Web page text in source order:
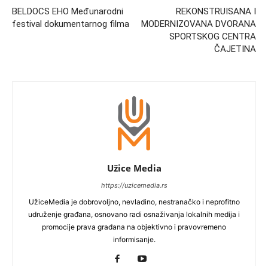
BELDOCS EHO Međunarodni
festival dokumentarnog filma
REKONSTRUISANA I
MODERNIZOVANA DVORANA
SPORTSKOG CENTRA
ČAJETINA
Užice Media
https://uzicemedia.rs
UžiceMedia je dobrovoljno, nevladino, nestranačko i neprofitno
udruženje građana, osnovano radi osnaživanja lokalnih medija i
promocije prava građana na objektivno i pravovremeno
informisanje.